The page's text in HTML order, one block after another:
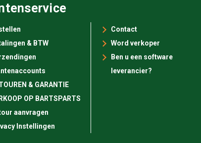
& BTW
& GARANTIE
OP BARTSPARTS
aanvragen
Instellingen
Contact
Word verkoper
Ben u een software
leverancier?